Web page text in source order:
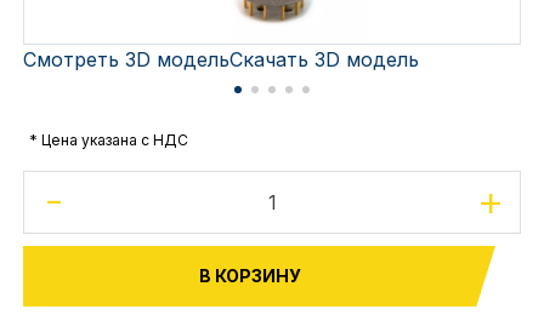
Смотреть 3D модельСкачать 3D модель
* Цена указана с НДС
- +
В КОРЗИНУ